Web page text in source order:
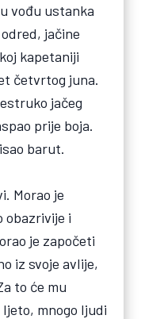
vođu ustanka
jačine
kapetaniji
četvrtog juna.
jačeg
prije boja.
barut.
Morao je
obazrivije i
je započeti
iz svoje avlije,
to će mu
mnogo ljudi